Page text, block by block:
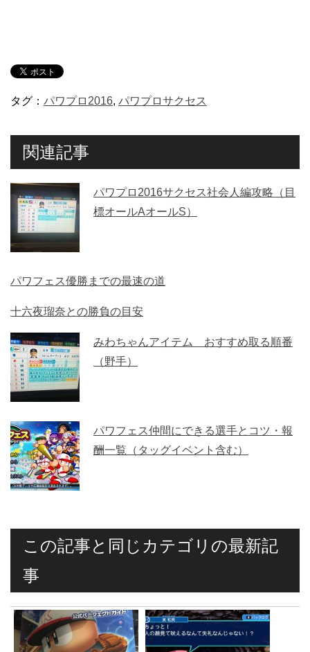
タグ： パワプロ2016, パワプロサクセス
関連記事
パワプロ2016サクセス社会人編攻略（目
標オールAオールS）
パワフェス優勝までの最速の道
十六夜瑠奈との勝負の目安
みわちゃんアイテム おすすめ取る順番
（野手）
パワフェス仲間にできる選手とコツ・報
酬一覧（タッグイベント含む）
この記事と同じカテゴリの最新記
事